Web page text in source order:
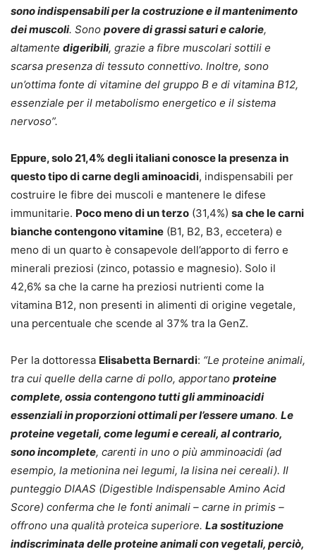
sono indispensabili per la costruzione e il mantenimento
dei muscoli. Sono povere di grassi saturi e calorie,
altamente digeribili, grazie a fibre muscolari sottili e
scarsa presenza di tessuto connettivo. Inoltre, sono
un’ottima fonte di vitamine del gruppo B e di vitamina B12,
essenziale per il metabolismo energetico e il sistema
nervoso”.
Eppure, solo 21,4% degli italiani conosce la presenza in
questo tipo di carne degli aminoacidi, indispensabili per
costruire le fibre dei muscoli e mantenere le difese
immunitarie. Poco meno di un terzo (31,4%) sa che le carni
bianche contengono vitamine (B1, B2, B3, eccetera) e
meno di un quarto è consapevole dell’apporto di ferro e
minerali preziosi (zinco, potassio e magnesio). Solo il
42,6% sa che la carne ha preziosi nutrienti come la
vitamina B12, non presenti in alimenti di origine vegetale,
una percentuale che scende al 37% tra la GenZ.
Per la dottoressa Elisabetta Bernardi: “Le proteine animali,
tra cui quelle della carne di pollo, apportano proteine
complete, ossia contengono tutti gli amminoacidi
essenziali in proporzioni ottimali per l’essere umano. Le
proteine vegetali, come legumi e cereali, al contrario,
sono incomplete, carenti in uno o più amminoacidi (ad
esempio, la metionina nei legumi, la lisina nei cereali). Il
punteggio DIAAS (Digestible Indispensable Amino Acid
Score) conferma che le fonti animali – carne in primis –
offrono una qualità proteica superiore. La sostituzione
indiscriminata delle proteine animali con vegetali, perciò,